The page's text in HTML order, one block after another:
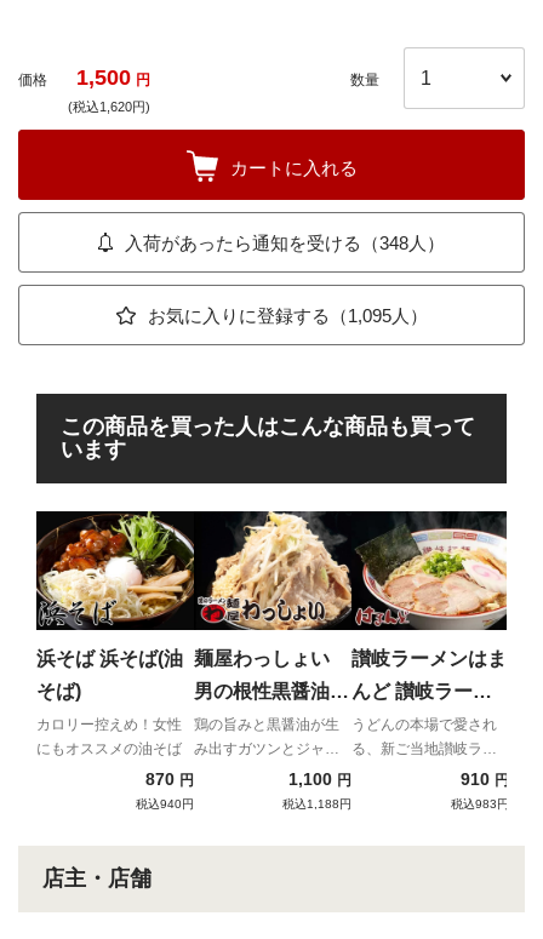
価格 1,500 円
(税込1,620円)
数量
カートに入れる
入荷があったら通知を受ける（348人）
お気に入りに登録する（1,095人）
この商品を買った人はこんな商品も買って
います
浜そば 浜そば(油
そば)
カロリー控えめ！女性
にもオススメの油そば
870 円
税込940円
麺屋わっしょい
男の根性黒醤油
（チャーシュー付
き）
鶏の旨みと黒醤油が生
み出すガツンとジャン
キーなインスパイア
1,100 円
税込1,188円
讃岐ラーメンはま
んど 讃岐ラーメ
ン
うどんの本場で愛され
る、新ご当地讃岐ラー
910 円
税込983円
店主・店舗